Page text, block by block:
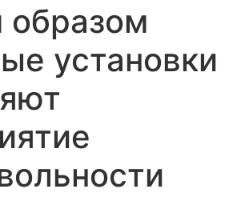
образом
установки